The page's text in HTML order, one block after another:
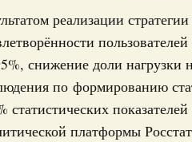
реализации
снижение доли нагрузки
по формированию
статистических
платформы
двух скоростных
зоны дорожного
развитие. Инновации
поручения по
о